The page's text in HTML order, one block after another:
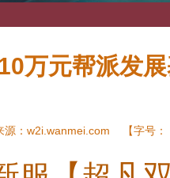
10万元帮派发
： w2i.wanmei.com 【字号：